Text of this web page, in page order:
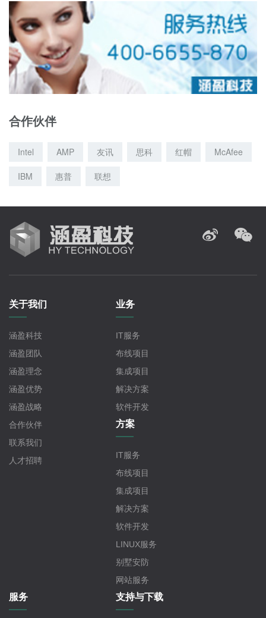
合作伙伴
Intel AMP 友讯 思科 红帽 McAfee
IBM 惠普 联想
关于我们
涵盈科技
涵盈团队
涵盈理念
涵盈优势
涵盈战略
合作伙伴
联系我们
人才招聘
业务
IT服务
布线项目
集成项目
解决方案
软件开发
方案
IT服务
布线项目
集成项目
解决方案
软件开发
LINUX服务
别墅安防
网站服务
服务 支持与下载